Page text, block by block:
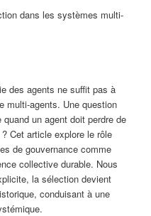
dans les systèmes multi-
des agents ne suffit pas à
multi-agents. Une question
un agent doit perdre de
Cet article explore le rôle
de gouvernance comme
collective durable. Nous
la sélection devient
conduisant à une